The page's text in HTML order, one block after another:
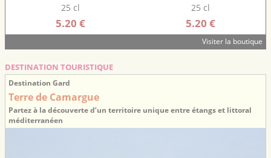
25 cl
5.20 €
25 cl
5.20 €
Visiter la boutique
DESTINATION TOURISTIQUE
Destination Gard
Terre de Camargue
Partez à la découverte d’un territoire unique entre étangs et littoral
méditerranéen